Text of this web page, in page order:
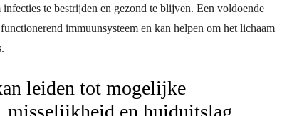
te bestrijden en gezond te blijven. Een voldoende
immuunsysteem en kan helpen om het lichaam
leiden tot mogelijke
en huiduitslag.